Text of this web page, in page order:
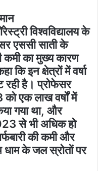
विश्वविद्यालय के
एससी साती के
कमी का मुख्य कारण
कि इन क्षेत्रों में वर्षा
रही है। प्रोफेसर
एक लाख वर्षों में
गया था, और
से भी अधिक हो
की कमी और
धाम के जल स्रोतों पर